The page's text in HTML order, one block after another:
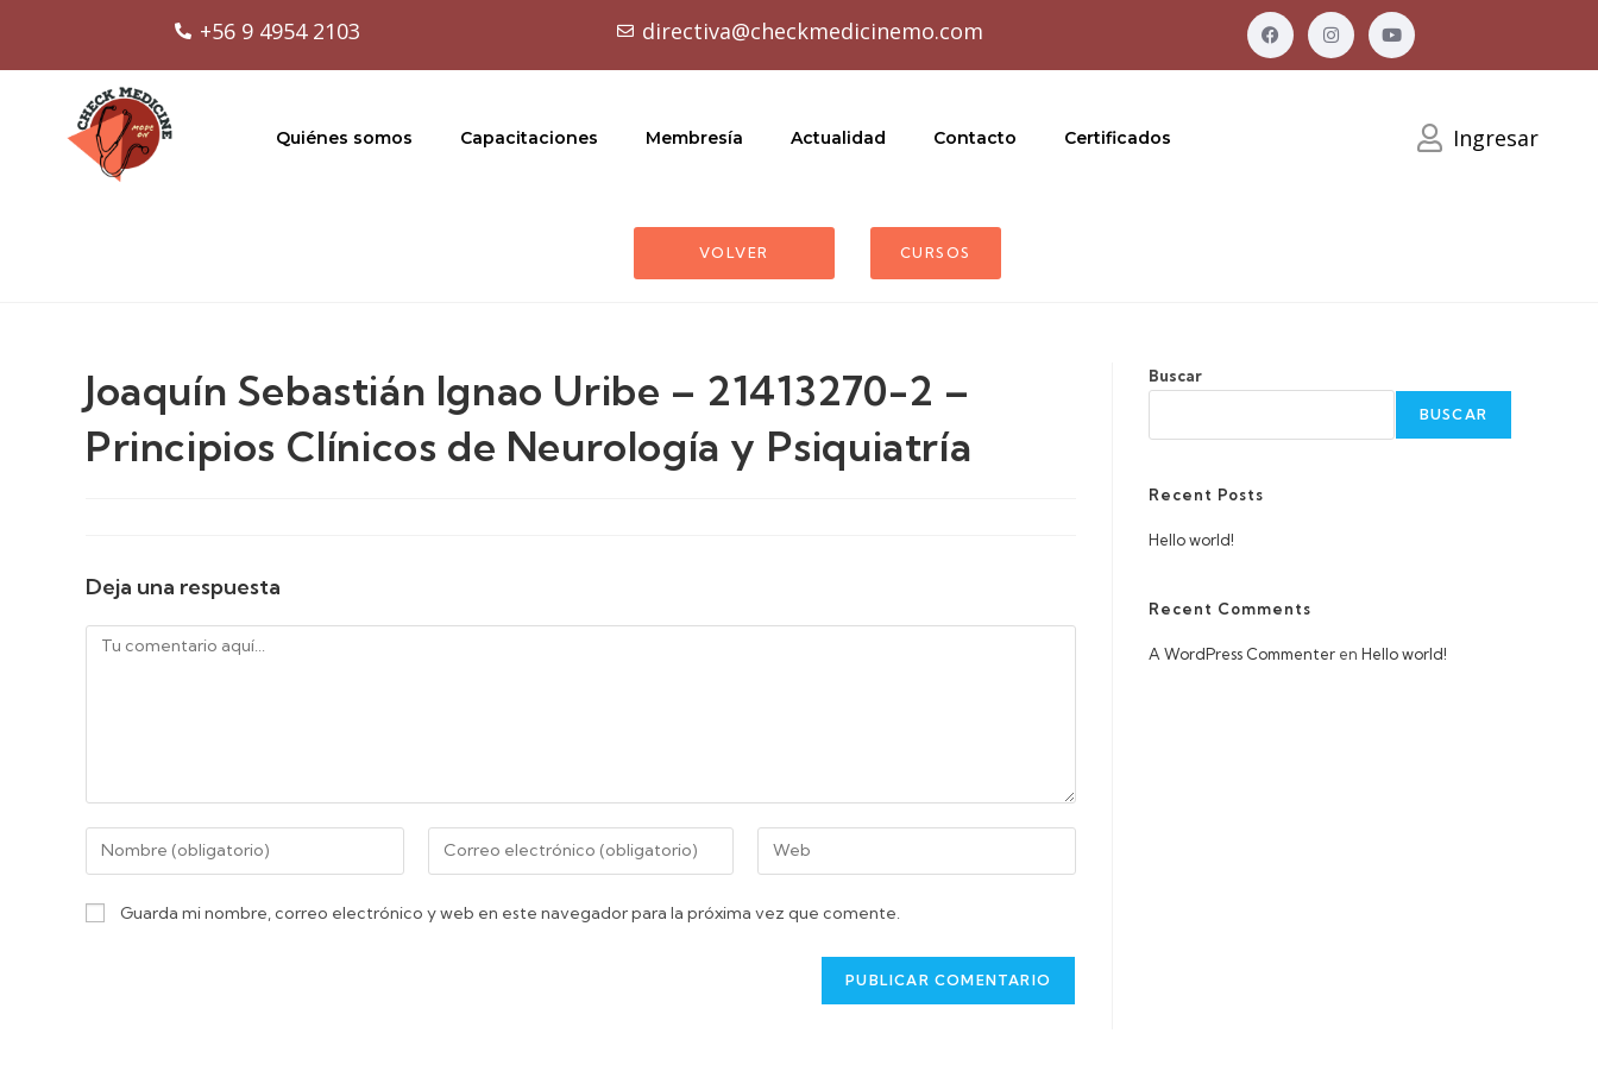
+56 9 4954 2103 directiva@checkmedicinemo.com
Quiénes somos Capacitaciones Membresía Actualidad Contacto Certificados Ingresar
VOLVER CURSOS
Joaquín Sebastián Ignao Uribe – 21413270-2 –
Principios Clínicos de Neurología y Psiquiatría
Deja una respuesta
Guarda mi nombre, correo electrónico y web en este navegador para la próxima vez que comente.
Buscar
BUSCAR
Recent Posts
Hello world!
Recent Comments
A WordPress Commenter en Hello world!